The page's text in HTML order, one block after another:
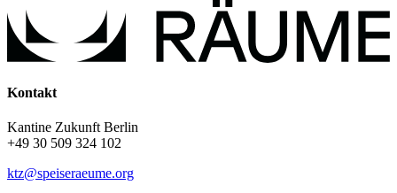
Kontakt
Kantine Zukunft Berlin
+49 30 509 324 102
ktz@speiseraeume.org